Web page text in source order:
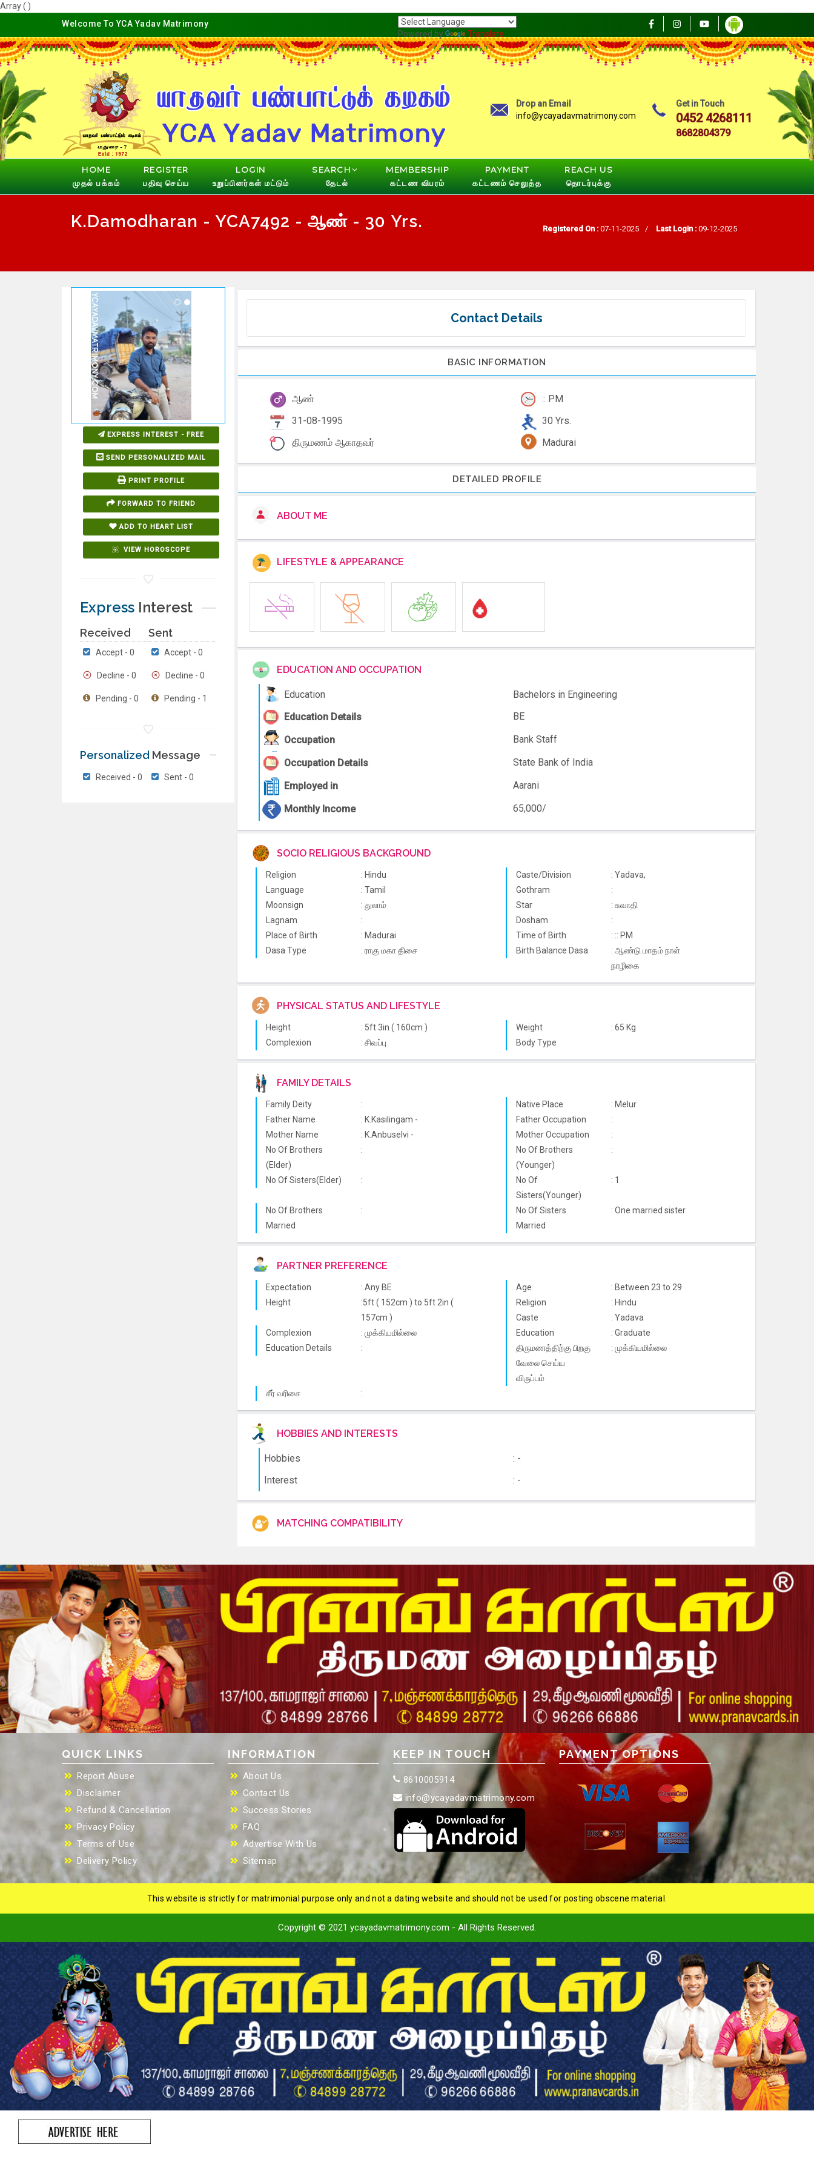
Array ( )
Welcome To YCA Yadav Matrimony
Powered by
Translate
Drop an Email
info@ycayadavmatrimony.com
Get in Touch
0452 4268111
8682804379
HOME
முதல் பக்கம்
REGISTER
பதிவு செய்ய
LOGIN
உறுப்பினர்கள் மட்டும்
SEARCH
தேடல்
MEMBERSHIP
கட்டண விபரம்
PAYMENT
கட்டணம் செலுத்த
REACH US
தொடர்புக்கு
K.Damodharan - YCA7492 - ஆண் - 30 Yrs. Registered On : 07-11-2025 / Last Login : 09-12-2025
EXPRESS INTEREST - FREE
SEND PERSONALIZED MAIL
PRINT PROFILE
FORWARD TO FRIEND
ADD TO HEART LIST
VIEW HOROSCOPE
Express Interest
Received
Accept - 0
Decline - 0
Pending - 0
Sent
Accept - 0
Decline - 0
Pending - 1
Personalized Message
Received - 0 Sent - 0
Contact Details
BASIC INFORMATION
ஆண்
31-08-1995
திருமணம் ஆகாதவர்
:: PM
30 Yrs.
Madurai
DETAILED PROFILE
ABOUT ME
LIFESTYLE & APPEARANCE
EDUCATION AND OCCUPATION
Education
Bachelors in Engineering
Education Details
BE
Occupation Bank Staff
Occupation Details State Bank of India
Employed in Aarani
Monthly Income 65,000/
SOCIO RELIGIOUS BACKGROUND
Religion : Hindu Caste/Division
: Yadava,
Language
: Tamil Gothram
:
Moonsign
: துலாம் Star
: சுவாதி
Lagnam
: Dosham
:
Place of Birth
: Madurai Time of Birth
: :: PM
Dasa Type
: ராகு மகா திசை Birth Balance Dasa
: ஆண்டு மாதம் நாள்
நாழிகை
PHYSICAL STATUS AND LIFESTYLE
Height : 5ft 3in ( 160cm ) Weight
: 65 Kg
Complexion
: சிவப்பு Body Type
FAMILY DETAILS
Family Deity : Native Place
: Melur
Father Name
: K.Kasilingam - Father Occupation
:
Mother Name
: K.Anbuselvi - Mother Occupation
:
No Of Brothers
(Elder)
:
No Of Brothers
(Younger)
:
No Of Sisters(Elder) :
No Of
Sisters(Younger)
: 1
No Of Brothers
Married
:
No Of Sisters
Married
: One married sister
PARTNER PREFERENCE
Expectation : Any BE Age
: Between 23 to 29
Height
:5ft ( 152cm ) to 5ft 2in (
157cm )
Religion
: Hindu
Caste
: Yadava
Complexion
: முக்கியமில்லை Education
: Graduate
Education Details
:
திருமணத்திற்கு பிறகு
வேலை செய்ய
விருப்பம்
: முக்கியமில்லை
சீர் வரிசை :
HOBBIES AND INTERESTS
Hobbies
: -
Interest
: -
MATCHING COMPATIBILITY
QUICK LINKS
Report Abuse
Disclaimer
Refund & Cancellation
Privacy Policy
Terms of Use
Delivery Policy
INFORMATION
About Us
Contact Us
Success Stories
FAQ
Advertise With Us
Sitemap
KEEP IN TOUCH
8610005914
info@ycayadavmatrimony.com
PAYMENT OPTIONS
This website is strictly for matrimonial purpose only and not a dating website and should not be used for posting obscene material.
Copyright © 2021 ycayadavmatrimony.com - All Rights Reserved.